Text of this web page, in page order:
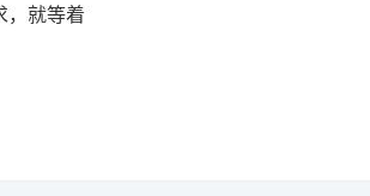
，就等着